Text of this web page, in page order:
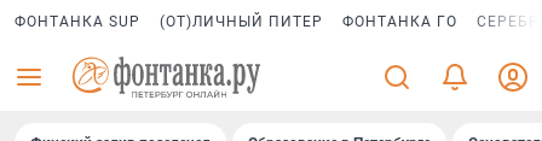
ФОНТАНКА SUP (ОТ)ЛИЧНЫЙ ПИТЕР ФОНТАНКА ГО